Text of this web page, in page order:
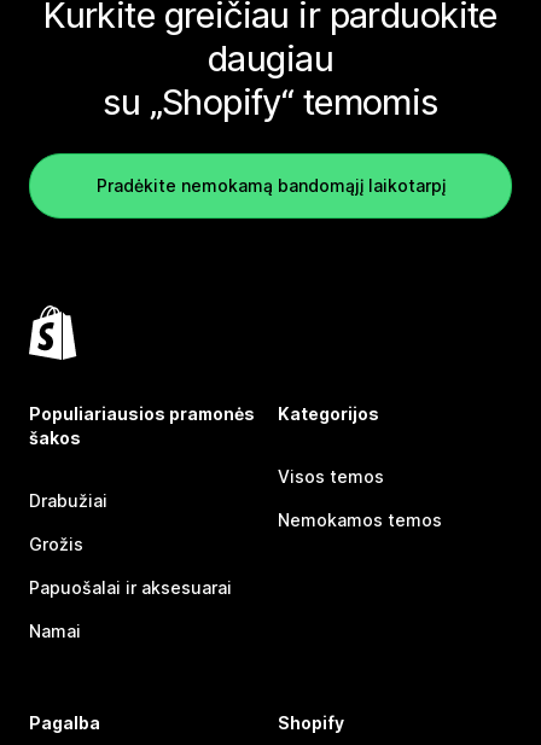
Kurkite greičiau ir parduokite
daugiau
su „Shopify“ temomis
Pradėkite nemokamą bandomąjį laikotarpį
Populiariausios pramonės
šakos
Drabužiai
Grožis
Papuošalai ir aksesuarai
Namai
Kategorijos
Visos temos
Nemokamos temos
Pagalba Shopify